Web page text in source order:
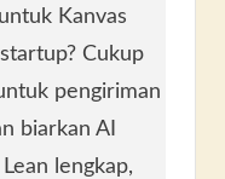
Kanvas
Cukup
pengiriman
biarkan AI
lengkap,